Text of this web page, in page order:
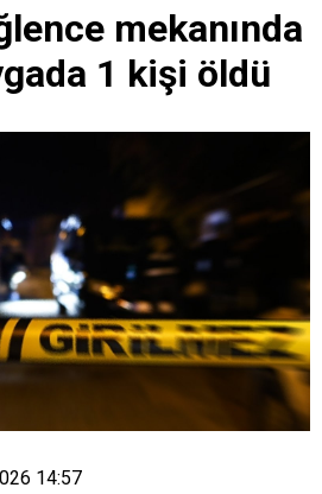
mekanında
1 kişi öldü
14:57